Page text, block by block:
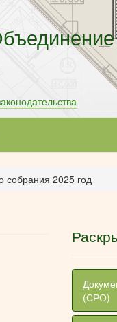
собрания 2025 год
(СРО)